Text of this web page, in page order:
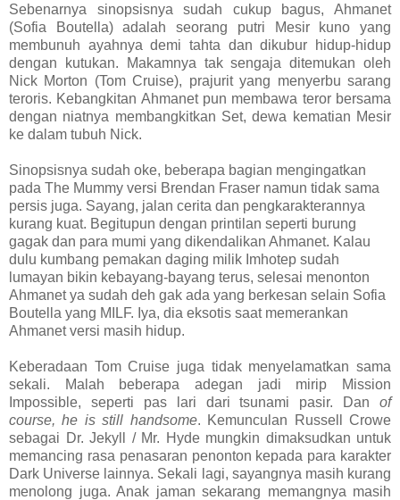
Sebenarnya sinopsisnya sudah cukup bagus, Ahmanet
(Sofia Boutella) adalah seorang putri Mesir kuno yang
membunuh ayahnya demi tahta dan dikubur hidup-hidup
dengan kutukan. Makamnya tak sengaja ditemukan oleh
Nick Morton (Tom Cruise), prajurit yang menyerbu sarang
teroris. Kebangkitan Ahmanet pun membawa teror bersama
dengan niatnya membangkitkan Set, dewa kematian Mesir
ke dalam tubuh Nick.
Sinopsisnya sudah oke, beberapa bagian mengingatkan
pada The Mummy versi Brendan Fraser namun tidak sama
persis juga. Sayang, jalan cerita dan pengkarakterannya
kurang kuat. Begitupun dengan printilan seperti burung
gagak dan para mumi yang dikendalikan Ahmanet. Kalau
dulu kumbang pemakan daging milik Imhotep sudah
lumayan bikin kebayang-bayang terus, selesai menonton
Ahmanet ya sudah deh gak ada yang berkesan selain Sofia
Boutella yang MILF. Iya, dia eksotis saat memerankan
Ahmanet versi masih hidup.
Keberadaan Tom Cruise juga tidak menyelamatkan sama
sekali. Malah beberapa adegan jadi mirip Mission
Impossible, seperti pas lari dari tsunami pasir. Dan of
course, he is still handsome. Kemunculan Russell Crowe
sebagai Dr. Jekyll / Mr. Hyde mungkin dimaksudkan untuk
memancing rasa penasaran penonton kepada para karakter
Dark Universe lainnya. Sekali lagi, sayangnya masih kurang
menolong juga. Anak jaman sekarang memangnya masih